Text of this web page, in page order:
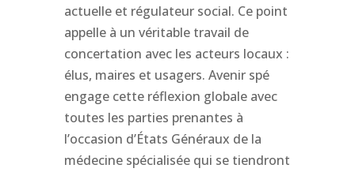
actuelle et régulateur social. Ce point
appelle à un véritable travail de
concertation avec les acteurs locaux :
élus, maires et usagers. Avenir spé
engage cette réflexion globale avec
toutes les parties prenantes à
l’occasion d’États Généraux de la
médecine spécialisée qui se tiendront